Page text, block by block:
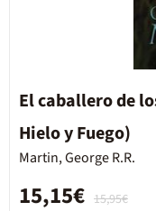
El caballero de
Hielo y Fuego)
Martin, George R.R.
15,95€
15,15€